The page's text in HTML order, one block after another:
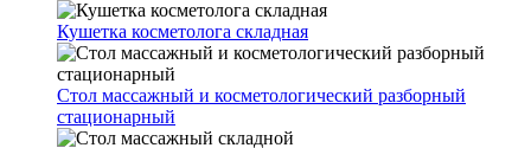
Кушетка косметолога складная
Стол массажный и косметологический разборный
стационарный